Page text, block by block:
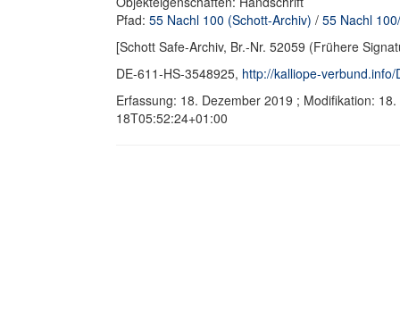
Pfad: 55 Nachl 100 (Schott-Archiv) / 55 Nachl
[Schott Safe-Archiv, Br.-Nr. 52059 (Frühere
DE-611-HS-3548925, http://kalliope-
Erfassung: 18. Dezember 2019 ; Modifikation:
18T05:52:24+01:00